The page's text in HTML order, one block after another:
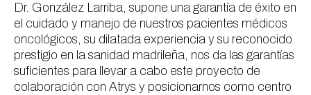
Dr. González Larriba, supone una garantía de éxito en
el cuidado y manejo de nuestros pacientes médicos
oncológicos, su dilatada experiencia y su reconocido
prestigio en la sanidad madrileña, nos da las garantías
suficientes para llevar a cabo este proyecto de
colaboración con Atrys y posicionarnos como centro